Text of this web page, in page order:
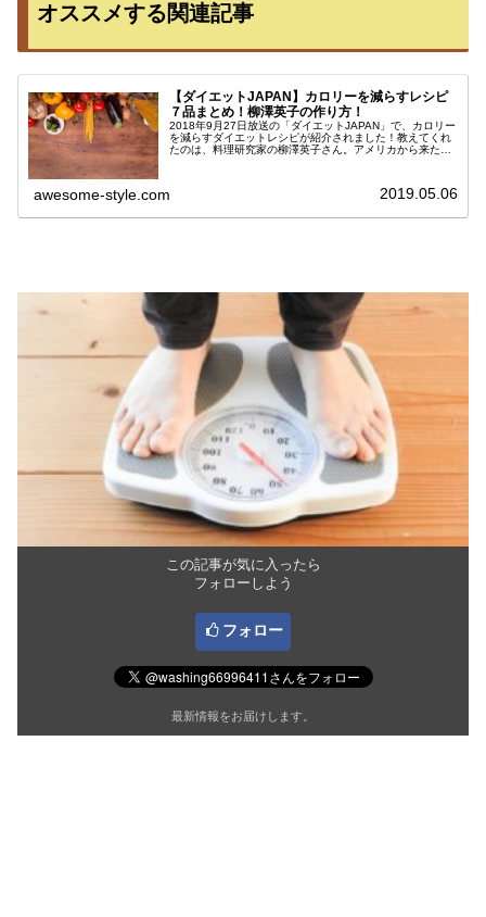
オススメする関連記事
【ダイエットJAPAN】カロリーを減らすレシピ
７品まとめ！柳澤英子の作り方！
2018年9月27日放送の「ダイエットJAPAN」で、カロリー
を減らすダイエットレシピが紹介されました！教えてくれ
たのは、料理研究家の柳澤英子さん。アメリカから来たぽ
awesome-style.com 2019.05.06
この記事が気に入ったら
フォローしよう
フォロー
最新情報をお届けします。